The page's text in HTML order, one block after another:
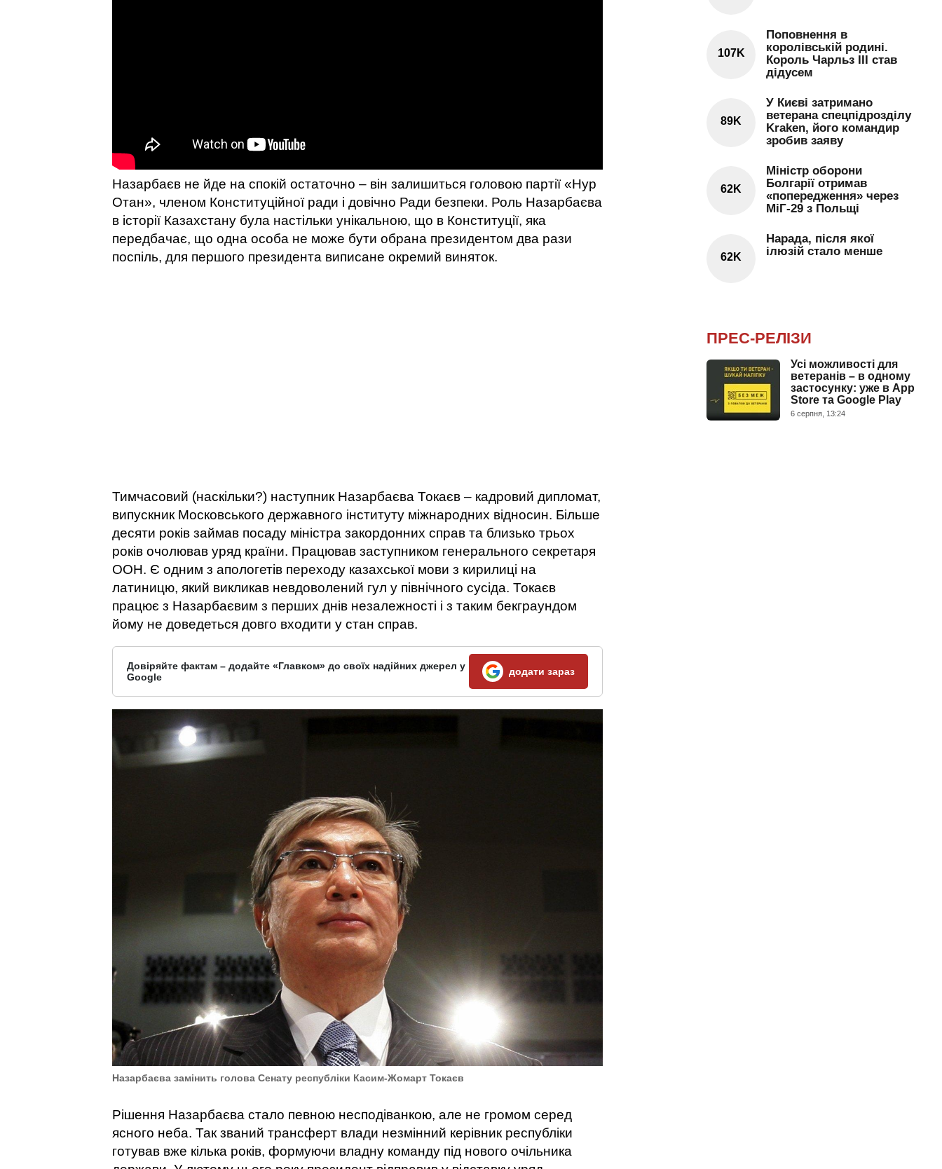
Назарбаєв не йде на спокій остаточно – він залишиться головою партії «Нур
Отан», членом Конституційної ради і довічно Ради безпеки. Роль Назарбаєва
в історії Казахстану була настільки унікальною, що в Конституції, яка
передбачає, що одна особа не може бути обрана президентом два рази
поспіль, для першого президента виписане окремий виняток.
Тимчасовий (наскільки?) наступник Назарбаєва Токаєв – кадровий дипломат,
випускник Московського державного інституту міжнародних відносин. Більше
десяти років займав посаду міністра закордонних справ та близько трьох
років очолював уряд країни. Працював заступником генерального секретаря
ООН. Є одним з апологетів переходу казахської мови з кирилиці на
латиницю, який викликав невдоволений гул у північного сусіда. Токаєв
працює з Назарбаєвим з перших днів незалежності і з таким бекграундом
йому не доведеться довго входити у стан справ.
Довіряйте фактам – додайте «Главком» до своїх надійних джерел у
Google
додати зараз
Назарбаєва замінить голова Сенату республіки Касим-Жомарт Токаєв
Рішення Назарбаєва стало певною несподіванкою, але не громом серед
ясного неба. Так званий трансферт влади незмінний керівник республіки
готував вже кілька років, формуючи владну команду під нового очільника
107K
Поповнення в
королівській родині.
Король Чарльз III став
дідусем
89K
У Києві затримано
ветерана спецпідрозділу
Kraken, його командир
зробив заяву
62K
Міністр оборони
Болгарії отримав
«попередження» через
МіГ-29 з Польщі
62K
Нарада, після якої
ілюзій стало менше
ПРЕС-РЕЛІЗИ
Усі можливості для
ветеранів – в одному
застосунку: уже в App
Store та Google Play
6 серпня, 13:24